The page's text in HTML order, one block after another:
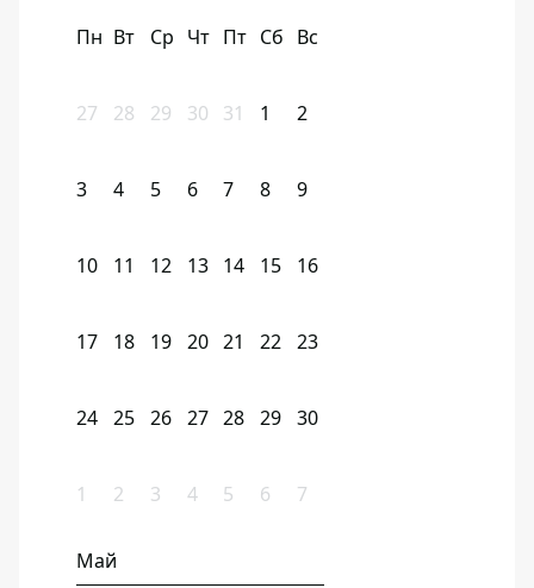
Пн Вт Ср Чт Пт Сб Вс
27 28 29 30 31 1 2
3 4 5 6 7 8 9
10 11 12 13 14 15 16
17 18 19 20 21 22 23
24 25 26 27 28 29 30
1 2 3 4 5 6 7
Май